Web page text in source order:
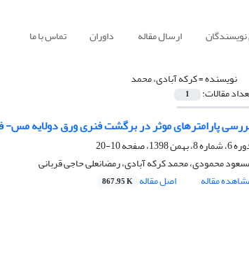
نویسندگان ارسال مقاله داوران تماس با ما
نویسنده =کرکه آبادی، محمد
مقالات: 1
پارامترهای موثر در برگشت فنری ورق دولایه
8، بهمن 1398، صفحه
10-20
محمودی، محمد کرکه آبادی، رمضانعلی حاجی قربانی
مقاله
اصل مقاله 867.95 K